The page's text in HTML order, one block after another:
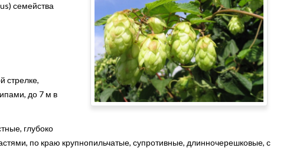
семейства
стрелке,
до 7 м в
глубоко
по краю крупнопильчатые, супротивные, длинночерешковые, с